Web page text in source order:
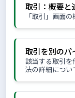
取引：概要と
「取引」画面
取引を別のパ
該当する取引
法の詳細につい